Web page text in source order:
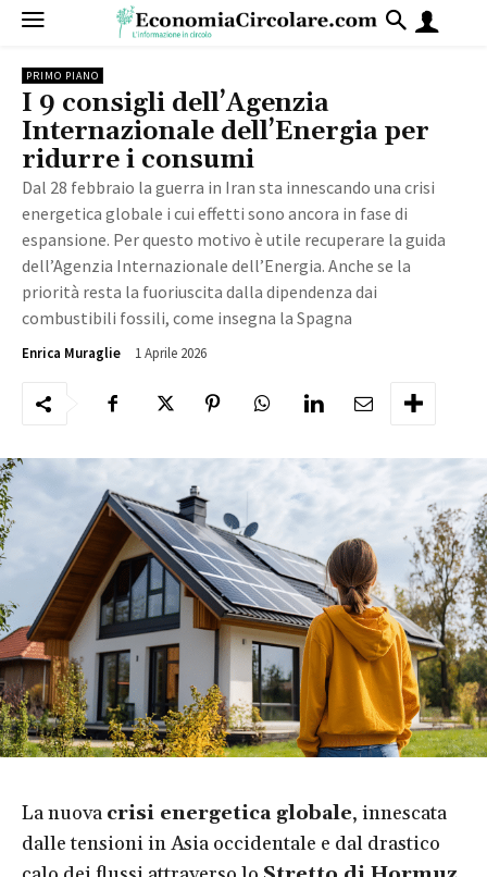
PRIMO PIANO
I 9 consigli dell’Agenzia
Internazionale dell’Energia per
ridurre i consumi
Dal 28 febbraio la guerra in Iran sta innescando una crisi
energetica globale i cui effetti sono ancora in fase di
espansione. Per questo motivo è utile recuperare la guida
dell’Agenzia Internazionale dell’Energia. Anche se la
priorità resta la fuoriuscita dalla dipendenza dai
combustibili fossili, come insegna la Spagna
Enrica Muraglie 1 Aprile 2026
La nuova crisi energetica globale, innescata
dalle tensioni in Asia occidentale e dal drastico